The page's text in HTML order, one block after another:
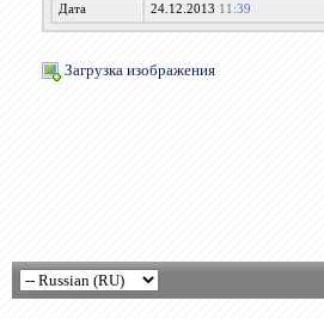
Дата 24.12.2013 11:39
Загрузка изображения